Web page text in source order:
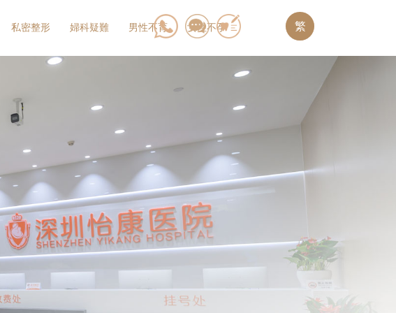
私密整形 婦科疑難 男性不育 女性不孕 繁